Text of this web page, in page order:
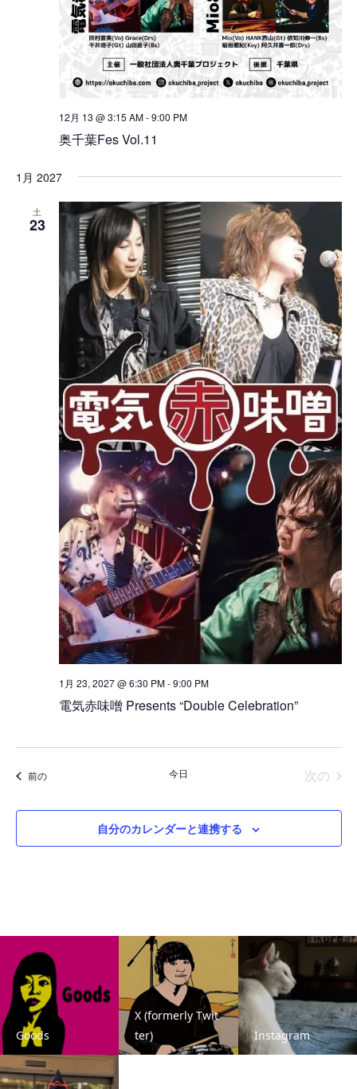
奥千葉Fes Vol.11
12月 13 @ 3:15 AM-9:00 PM
1月 2027
土
23
電気赤味噌 Presents “Double Celebration”
1月 23, 2027 @ 6:30 PM-9:00 PM
前のイベント 今日 次のイ
自分のカレンダーと連携する
Goods
X (formerly Twit
ter)
Instagram